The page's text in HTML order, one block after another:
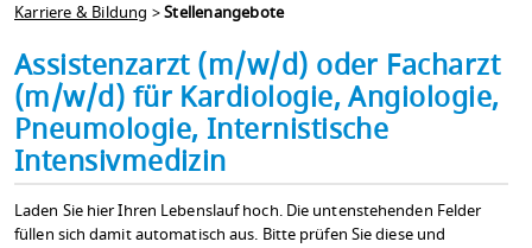
Karriere & Bildung >Stellenangebote
Assistenzarzt (m/w/d) oder Facharzt
(m/w/d) für Kardiologie, Angiologie,
Pneumologie, Internistische
Intensivmedizin
Laden Sie hier Ihren Lebenslauf hoch. Die untenstehenden Felder
füllen sich damit automatisch aus. Bitte prüfen Sie diese und